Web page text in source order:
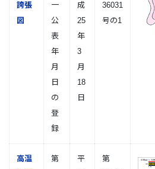
誇張
図
一
公
表
年
月
日
の
登
録
成
25
年
3
月
18
日
36031
号の1
高温
第
平
第